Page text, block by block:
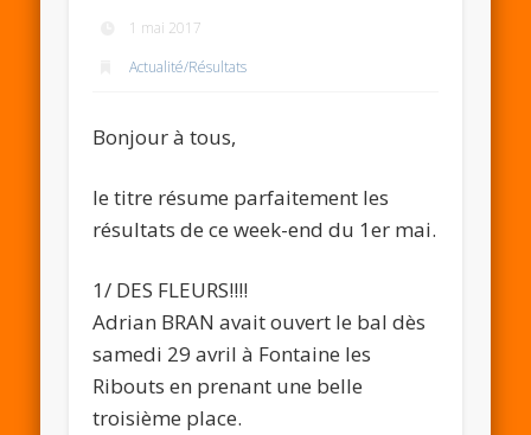
1 mai 2017
Actualité/Résultats
Bonjour à tous,
le titre résume parfaitement les
résultats de ce week-end du 1er mai.
1/ DES FLEURS!!!!
Adrian BRAN avait ouvert le bal dès
samedi 29 avril à Fontaine les
Ribouts en prenant une belle
troisième place.